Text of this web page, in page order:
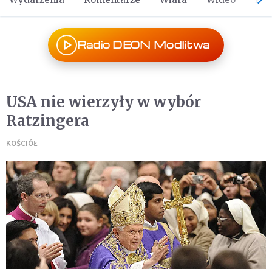
Radio DEON Modlitwa
USA nie wierzyły w wybór
Ratzingera
KOŚCIÓŁ